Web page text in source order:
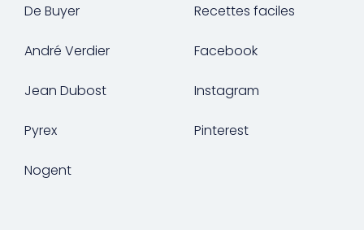
De Buyer
André Verdier
Jean Dubost
Pyrex
Nogent
Recettes faciles
Facebook
Instagram
Pinterest